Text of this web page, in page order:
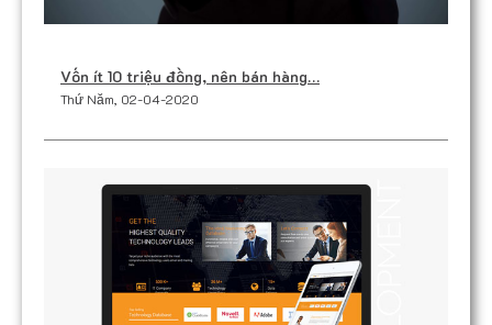
Vốn ít 10 triệu đồng, nên bán hàng…
Thứ Năm, 02-04-2020